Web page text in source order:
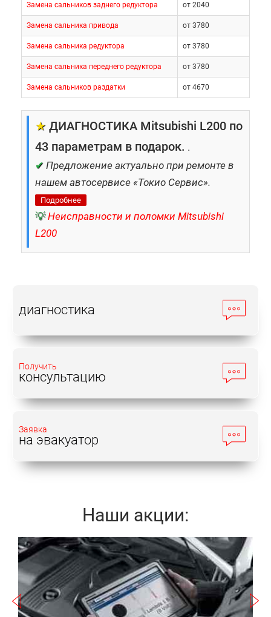
Замена сальников заднего редуктора от 2040
Замена сальника привода от 3780
Замена сальника редуктора от 3780
Замена сальника переднего редуктора от 3780
Замена сальников раздатки от 4670
★ ДИАГНОСТИКА Mitsubishi L200 по
43 параметрам в подарок. .
✔ Предложение актуально при ремонте в
нашем автосервисе «Токио Сервис».
Подробнее
💡 Неисправности и поломки Mitsubishi
L200
диагностика
Получить
консультацию
Заявка
на эвакуатор
Наши акции:
Записаться